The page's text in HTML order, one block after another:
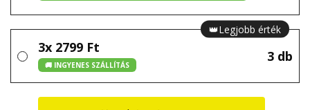
👑Legjobb érték
3x 2799 Ft
🚚 INGYENES SZÁLLÍTÁS
3 db